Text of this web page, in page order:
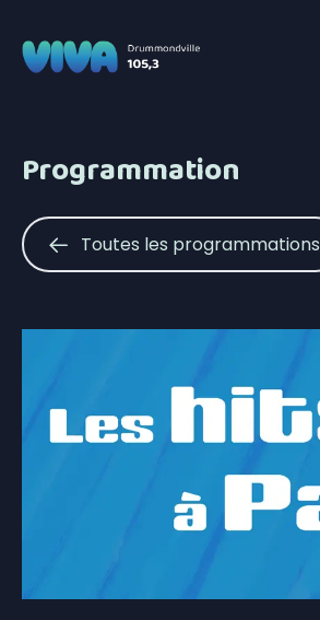
Programmation
Toutes les programmations